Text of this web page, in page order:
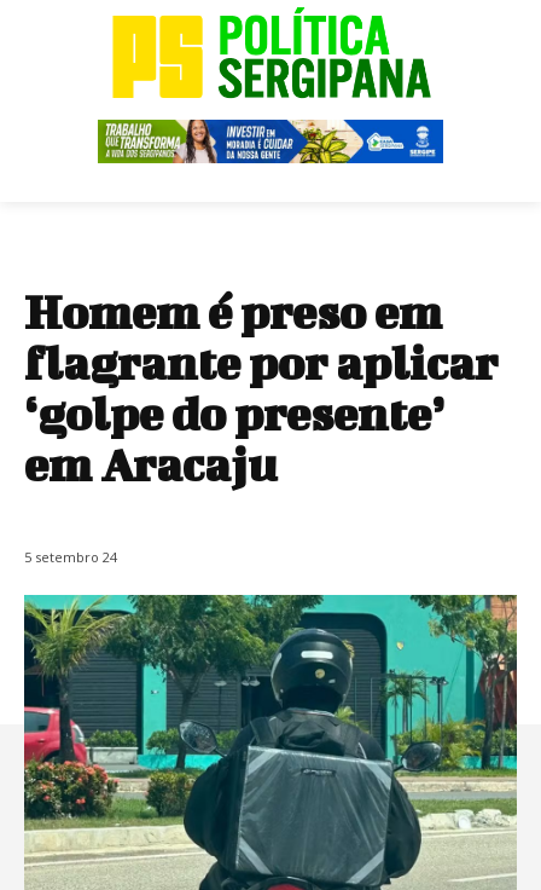
Homem é preso em
flagrante por aplicar
‘golpe do presente’
em Aracaju
5 setembro 24